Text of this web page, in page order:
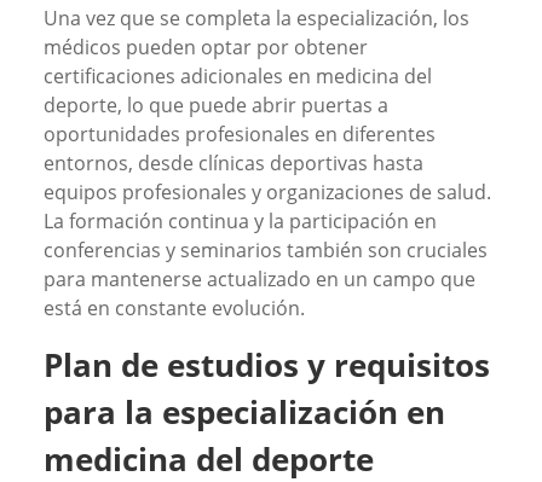
Una vez que se completa la especialización, los
médicos pueden optar por obtener
certificaciones adicionales en medicina del
deporte, lo que puede abrir puertas a
oportunidades profesionales en diferentes
entornos, desde clínicas deportivas hasta
equipos profesionales y organizaciones de salud.
La formación continua y la participación en
conferencias y seminarios también son cruciales
para mantenerse actualizado en un campo que
está en constante evolución.
Plan de estudios y requisitos
para la especialización en
medicina del deporte